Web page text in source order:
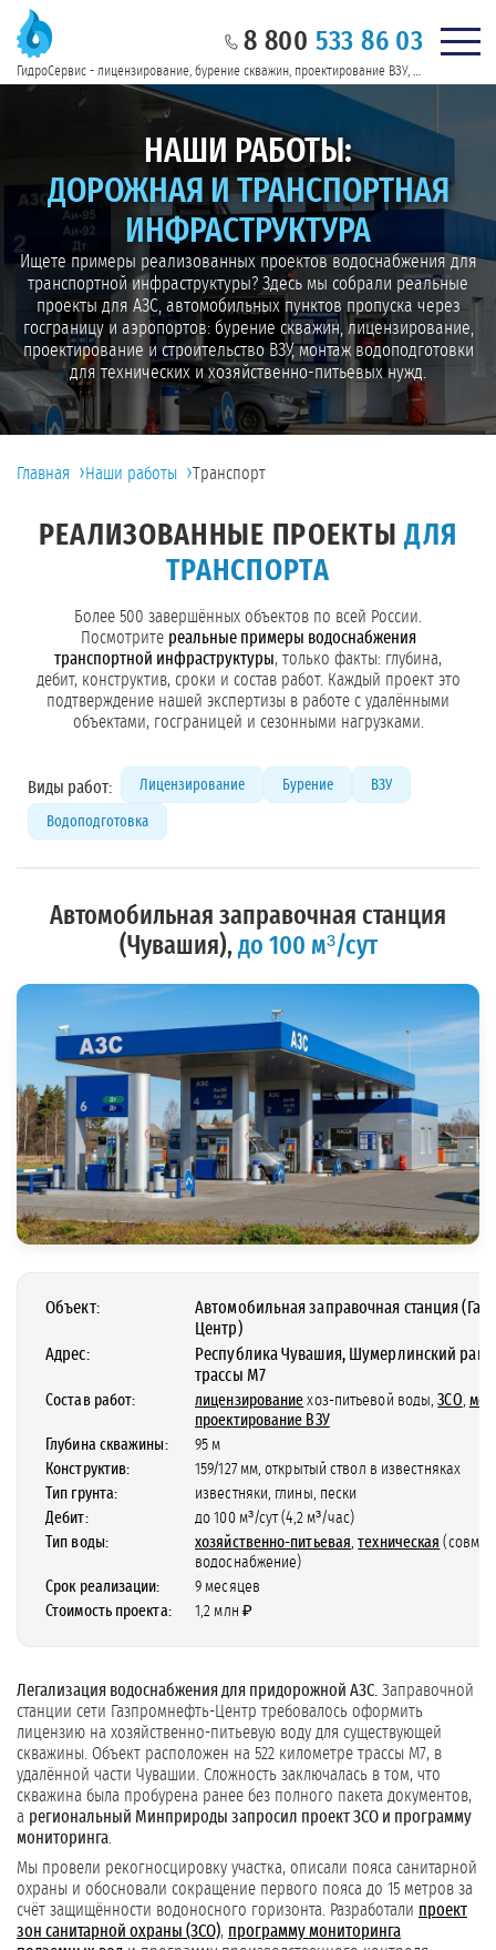
8 800 533 86 03
ГидроСервис - лицензирование, бурение скважин, проектирование ВЗУ, водоподготовка в России
НАШИ РАБОТЫ:
ДОРОЖНАЯ И ТРАНСПОРТНАЯ
ИНФРАСТРУКТУРА
Ищете примеры реализованных проектов водоснабжения для
транспортной инфраструктуры? Здесь мы собрали реальные
проекты для АЗС, автомобильных пунктов пропуска через
госграницу и аэропортов: бурение скважин, лицензирование,
проектирование и строительство ВЗУ, монтаж водоподготовки
для технических и хозяйственно-питьевых нужд.
Главная ›Наши работы ›Транспорт
РЕАЛИЗОВАННЫЕ ПРОЕКТЫДЛЯ
ТРАНСПОРТА
Более 500 завершённых объектов по всей России.
Посмотрите реальные примеры водоснабжения
транспортной инфраструктуры, только факты: глубина,
дебит, конструктив, сроки и состав работ. Каждый проект это
подтверждение нашей экспертизы в работе с удалёнными
объектами, госграницей и сезонными нагрузками.
Виды работ: Лицензирование Бурение ВЗУ
Водоподготовка
Автомобильная заправочная станция
(Чувашия), до 100 м³/сут
Объект:
Автомобильная заправочная станция
Центр)
Адрес:
Республика Чувашия, Шумерлинский
трассы M7
Состав работ: лицензирование хоз-питьевой воды,ЗСО,
проектирование ВЗУ
Глубина скважины:
95 м
Конструктив:
159/127 мм, открытый ствол в известняках
Тип грунта:
известняки, глины, пески
Дебит:
до 100 м³/сут (4,2 м³/час)
Тип воды:
хозяйственно-питьевая,техническая
водоснабжение)
Срок реализации:
9 месяцев
Стоимость проекта:
1,2 млн ₽
Легализация водоснабжения для придорожной АЗС. Заправочной
станции сети Газпромнефть-Центр требовалось оформить
лицензию на хозяйственно-питьевую воду для существующей
скважины. Объект расположен на 522 километре трассы М7, в
удалённой части Чувашии. Сложность заключалась в том, что
скважина была пробурена ранее без полного пакета документов,
а региональный Минприроды запросил проект ЗСО и программу
мониторинга
Мы провели рекогносцировку участка, описали пояса санитарной
охраны и обосновали сокращение первого пояса до 15 метров за
счёт защищённости водоносного горизонта. Разработали проект
зон санитарной охраны (ЗСО), программу мониторинга